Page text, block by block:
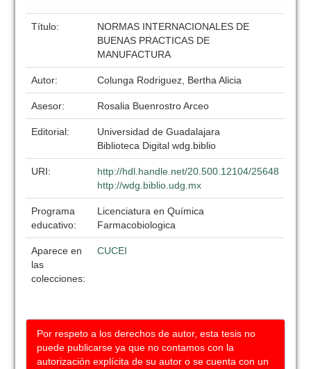
Título:
NORMAS INTERNACIONALES DE
BUENAS PRACTICAS DE
MANUFACTURA
Autor: Colunga Rodriguez, Bertha Alicia
Asesor: Rosalia Buenrostro Arceo
Editorial:
Universidad de Guadalajara
Biblioteca Digital wdg.biblio
URI:
http://hdl.handle.net/20.500.12104/25648
http://wdg.biblio.udg.mx
Programa
educativo:
Licenciatura en Química
Farmacobiologica
Aparece en
las
colecciones:
CUCEI
Por respeto a los derechos de autor, esta tesis no
puede publicarse ya que no contamos con la
autorización explícita de su autor o se cuenta con un